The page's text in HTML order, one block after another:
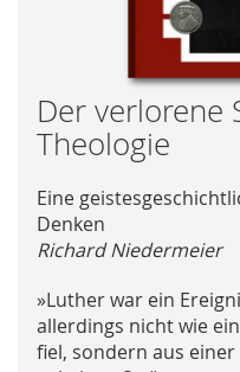
Skip
to
the
of
the
images
Der verlorene
Theologie
Eine
Denken
Richard Niedermeier
»Luther war ein
allerdings nicht wie
fiel, sondern aus